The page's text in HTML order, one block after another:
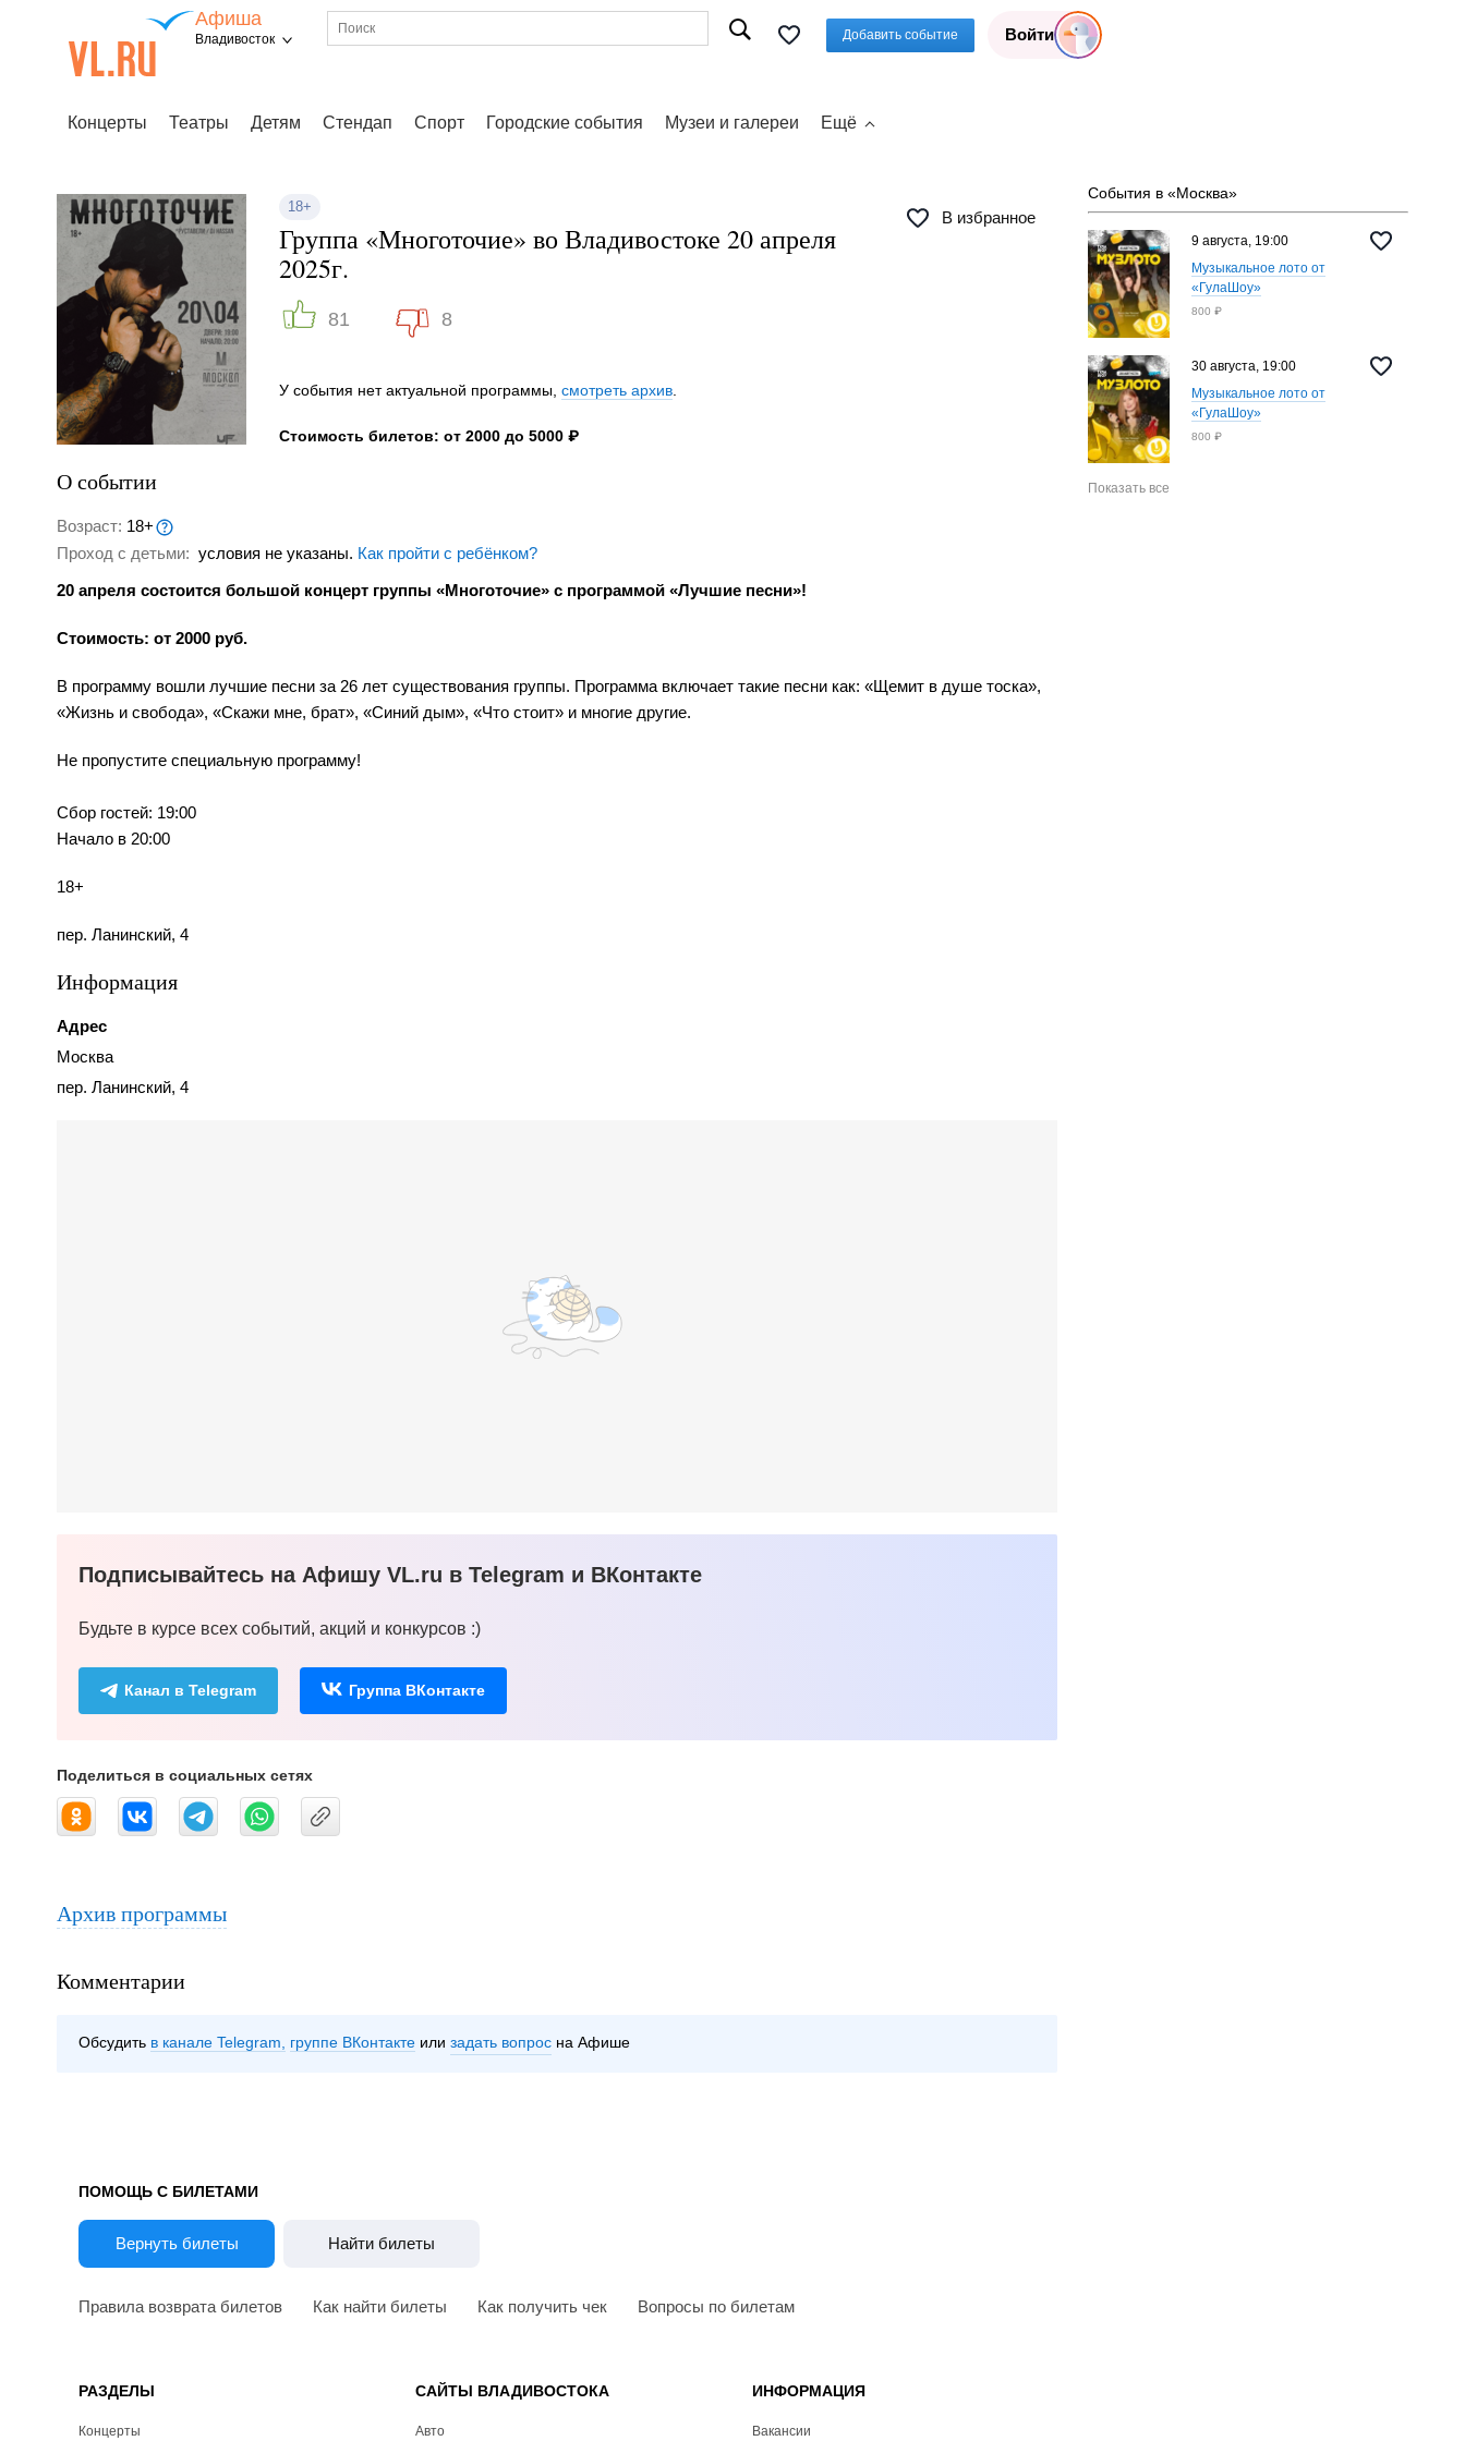
Афиша
Владивосток Добавить событие Войти
Концерты Театры Детям Стендап Спорт Городские события Музеи и галереи Ещё
18+
В избранное
Группа «Многоточие» во Владивостоке 20 апреля
2025г.
81 8
У события нет актуальной программы, смотреть архив
Стоимость билетов: от 2000 до 5000 ₽
О событии
Возраст: 18+
Проход с детьми: условия не указаны. Как пройти с ребёнком?
20 апреля состоится большой концерт группы «Многоточие» с программой «Лучшие песни»!
Стоимость: от 2000 руб.
В программу вошли лучшие песни за 26 лет существования группы. Программа включает такие песни как: «Щемит в душе тоска»,
«Жизнь и свобода», «Скажи мне, брат», «Синий дым», «Что стоит» и многие другие.
Не пропустите специальную программу!
Сбор гостей: 19:00
Начало в 20:00
18+
пер. Ланинский, 4
Информация
Адрес
Москва
пер. Ланинский, 4
Подписывайтесь на Афишу VL.ru в Telegram и ВКонтакте
Будьте в курсе всех событий, акций и конкурсов :)
Канал в Telegram Группа ВКонтакте
Поделиться в социальных сетях
Архив программы
Комментарии
Обсудить в канале Telegram группе ВКонтакте задать вопрос на Афише
События в «Москва»
9 августа, 19:00
Музыкальное лото от
«‎ГулаШоу»
800 ₽
30 августа, 19:00
Музыкальное лото от
«‎ГулаШоу»
800 ₽
Показать все
ПОМОЩЬ С БИЛЕТАМИ
Вернуть билеты Найти билеты
Правила возврата билетов Как найти билеты Как получить чек Вопросы по билетам
РАЗДЕЛЫ
Концерты
САЙТЫ ВЛАДИВОСТОКА
Авто
ИНФОРМАЦИЯ
Вакансии